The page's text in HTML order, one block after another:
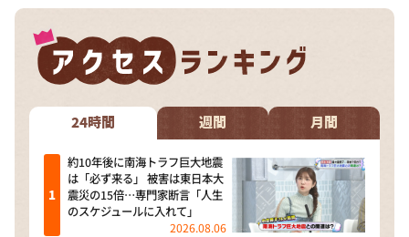
24時間 週間 月間
約10年後に南海トラフ巨大地震
は「必ず来る」 被害は東日本大
震災の15倍…専門家断言「人生
のスケジュールに入れて」
2026.08.06